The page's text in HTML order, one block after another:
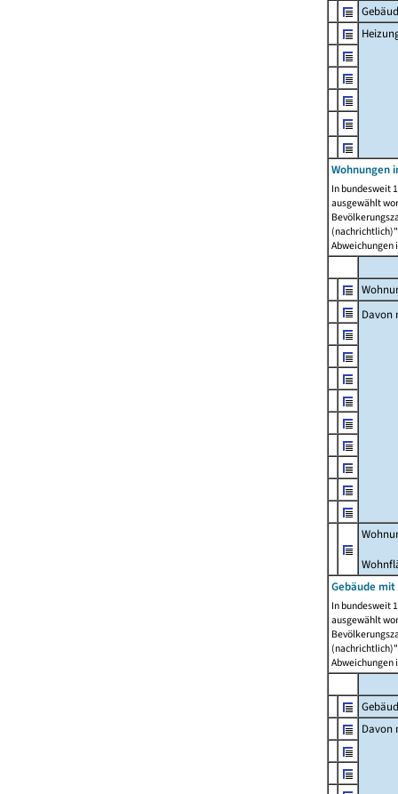
Wohnungen
In bundesweit
ausgewählt
Abweichungen
Davon
Gebäude
In bundesweit
ausgewählt
Abweichungen
Davon